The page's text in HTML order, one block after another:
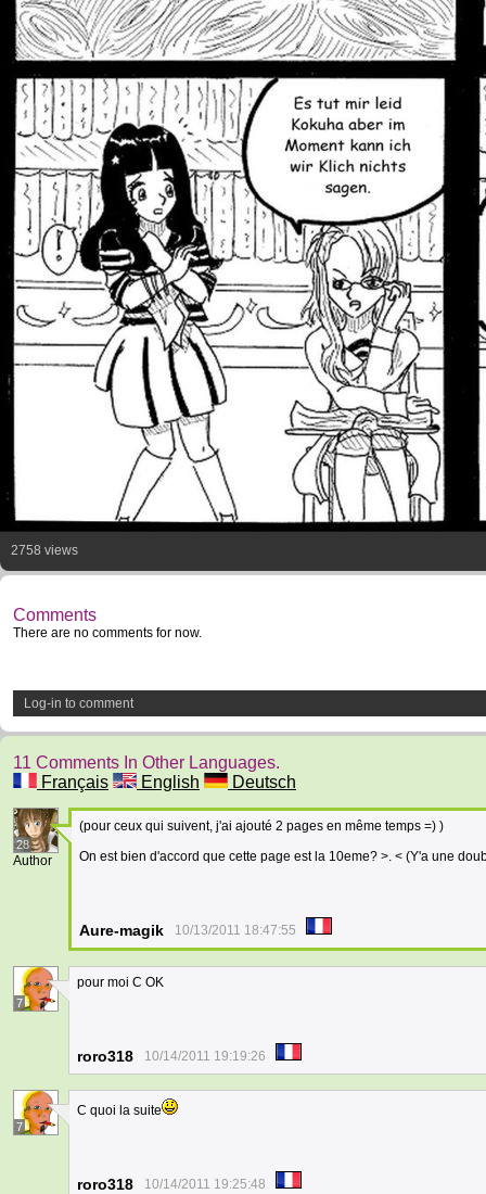
2758 views
Comments
There are no comments for now.
Log-in to comment
11 Comments In Other Languages.
Français
English Deutsch
28
Author
(pour ceux qui suivent, j'ai ajouté 2 pages en même temps =) )
On est bien d'accord que cette page est la 10eme? >. < (Y'a une
Aure-magik 10/13/2011 18:47:55
7
pour moi C OK
roro318 10/14/2011 19:19:26
7
C quoi la suite
roro318 10/14/2011 19:25:48